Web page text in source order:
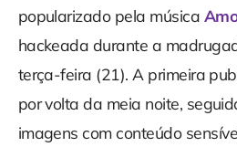
popularizado pela música
hackeada durante a
terça-feira (21). A primeira
por volta da meia noite,
imagens com conteúdo